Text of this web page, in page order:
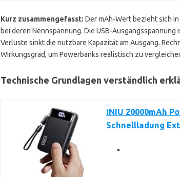
Kurz zusammengefasst: Der mAh-Wert bezieht sich
bei deren Nennspannung. Die USB-
Verluste sinkt die nutzbare Kapazität am Ausgang.
Wirkungsgrad, um Powerbanks realistisch zu
Technische Grundlagen verständlich
INIU 20000mAh
Schnellladung